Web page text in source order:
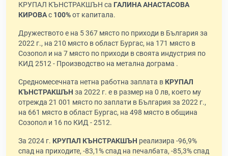
КРУПАЛ КЪНСТРАКШЪН са ГАЛИНА АНАСТАСОВА
КИРОВАс 100%от капитала.
Дружеството е на 5 367 място по приходи в България за
2022 г., на 210 място в област Бургас, на 171 място в
Созопол и на 7 място по приходи в своята индустрия по
КИД 2512 - Производство на метална дограма .
Средномесечната нетна работна заплата в КРУПАЛ
КЪНСТРАКШЪН за 2022 г. е в размер на 0 лв, което му
отрежда 21 001 място по заплати в България за 2022 г.,
на 661 място в област Бургас, на 498 място в община
Созопол и 16 по КИД - 2512.
За 2024 г. КРУПАЛ КЪНСТРАКШЪН реализира -96,9%
спад на приходите, -83,1% спад на печалбата, -85,3% спад